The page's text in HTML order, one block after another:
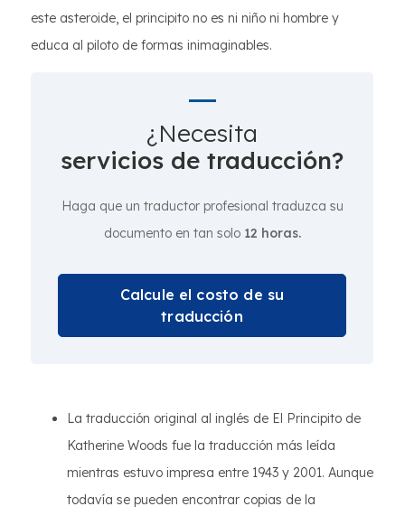
este asteroide, el principito no es ni niño ni hombre y
educa al piloto de formas inimaginables.
¿Necesita
servicios de traducción?
Haga que un traductor profesional traduzca su
documento en tan solo 12 horas.
Calcule el costo de su
traducción
La traducción original al inglés de El Principito de
Katherine Woods fue la traducción más leída
mientras estuvo impresa entre 1943 y 2001. Aunque
todavía se pueden encontrar copias de la